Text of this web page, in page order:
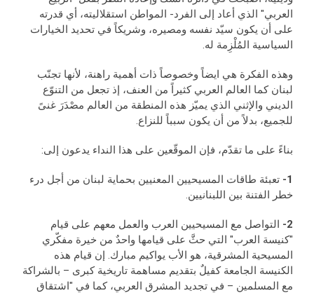
العربي" الذي أعاد إلى الفرد- المواطن استقلاليته، أي قدرته
على أن يكون سيّد نفسه ومصيره، وشريكاً في تحديد الخيارات
السياسية المُلْزِمة له.
وهذه الفكرة هي ايضاً وخصوصاً ذات أهمية راهنة، لأنها تجنّب
لبنان كما العالم العربي كثيراً من العنف، إذ تجعل من التنوّع
الديني والإثني الذي يميّز هذه المنطقة من العالم مصْدَرَ غنىً
للجميع، بدلاً من أن يكون سبباً للنزاع.
بناءً على ما تقدّم، فإن الموقّعين على هذا النداء يدعون إلى:
1-
تعبئة طاقات المسيحيين المعنيين بحماية لبنان من أجل درء
خطر الفتنة بين اللبنانيين.
2-
التواصل مع المسيحيين العرب والعمل معهم على قيام
"كنيسة العرب" التي حثَّ على قيامها واحدٌ من خيرة مفكّري
المسيحية المشرقية، هو الأب يواكيم مبارك. إن قيام هذه
الكنيسة الجامعة كفيلٌ بتقديم مساهمة تاريخية كبرى – بالشراكة
مع المسلمين – في تجديد المشرق العربي، كما في "اشتقاق